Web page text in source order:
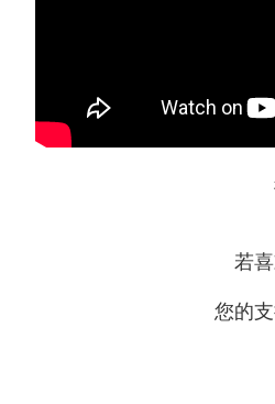
若
您的